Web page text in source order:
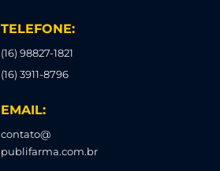
TELEFONE:
(16) 98827-1821
(16) 3911-8796
EMAIL:
contato@
publifarma.com.br